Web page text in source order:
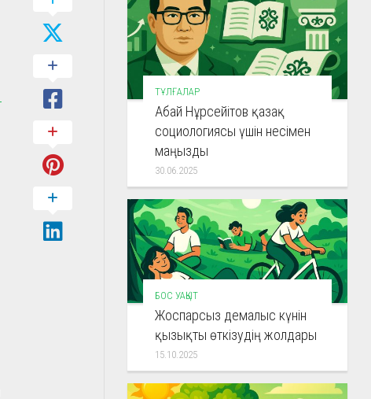
ТҰЛҒАЛАР
Абай Нұрсейітов қазақ
социологиясы үшін несімен
маңызды
30.06.2025
БОС УАҚЫТ
Жоспарсыз демалыс күнін
қызықты өткізудің жолдары
15.10.2025